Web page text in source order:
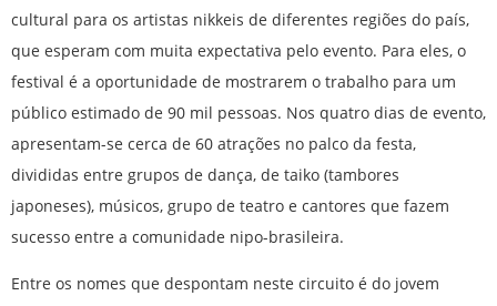
cultural para os artistas nikkeis de diferentes regiões do país,
que esperam com muita expectativa pelo evento. Para eles, o
festival é a oportunidade de mostrarem o trabalho para um
público estimado de 90 mil pessoas. Nos quatro dias de evento,
apresentam-se cerca de 60 atrações no palco da festa,
divididas entre grupos de dança, de taiko (tambores
japoneses), músicos, grupo de teatro e cantores que fazem
sucesso entre a comunidade nipo-brasileira.
Entre os nomes que despontam neste circuito é do jovem